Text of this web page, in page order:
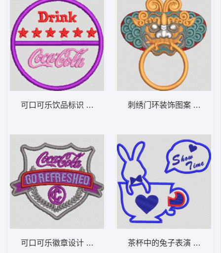
可口可乐饮品标识 章仔 男装
可口可乐徽章设计 章仔 男装
刺绣门环装饰图案 锁怪物
茶杯中的兔子表演 童装